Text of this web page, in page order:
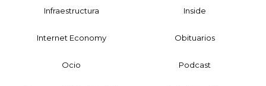
Infraestructura Inside
Internet Economy Obituarios
Ocio Podcast